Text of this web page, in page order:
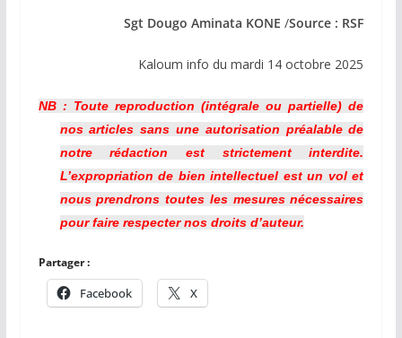
Sgt Dougo Aminata KONE/Source : RSF
Kaloum info du mardi 14 octobre 2025
NB : Toute reproduction (intégrale ou partielle) de
nos articles sans une autorisation préalable de
notre rédaction est strictement interdite.
L’expropriation de bien intellectuel est un vol et
nous prendrons toutes les mesures nécessaires
pour faire respecter nos droits d’auteur.
Partager :
Facebook X